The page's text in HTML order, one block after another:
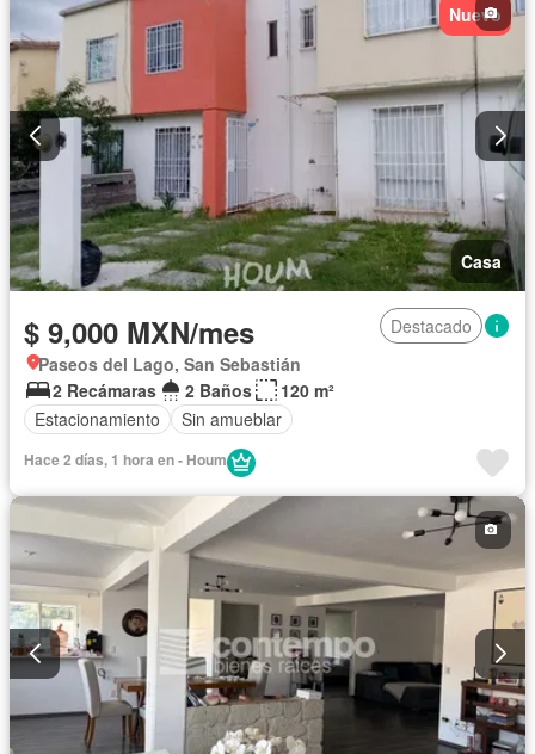
Sin amueblar
Nuevo
Casa
$ 9,000 MXN/mes
Destacado
Paseos del Lago, San Sebastián
2 Recámaras
2 Baños
120 m²
Estacionamiento
Sin amueblar
Hace 2 días, 1 hora en - Houm